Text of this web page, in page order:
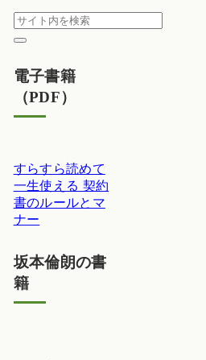
電子書籍
（PDF）
すらすら読めて
一生使える 契約
書のルールとマ
ナー
坂本倫朗の書
籍